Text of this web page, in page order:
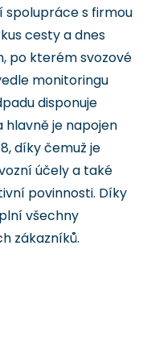
spolupráce s firmou
kus cesty a dnes
po kterém svozové
monitoringu
disponuje
hlavně je napojen
díky čemuž je
účely a také
povinnosti. Díky
všechny
zákazníků.